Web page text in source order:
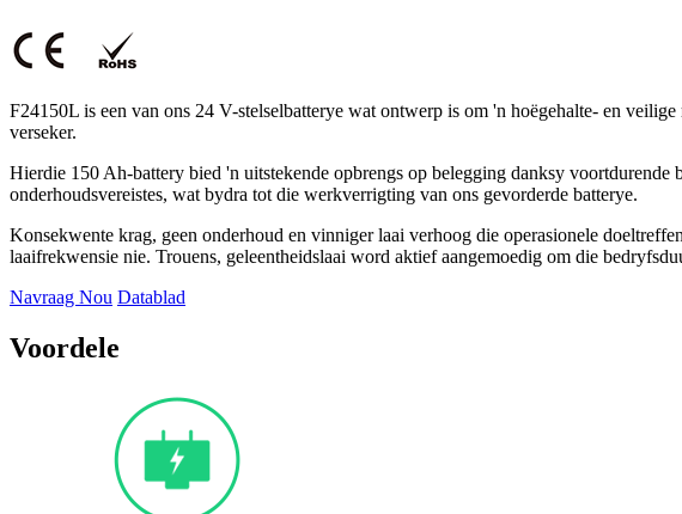
F24150L is een van ons 24 V-stelselbatterye wat ontwerp is om 'n hoëgehalte- en
verseker.
Hierdie 150 Ah-battery bied 'n uitstekende opbrengs op belegging danksy
onderhoudsvereistes, wat bydra tot die werkverrigting van ons gevorderde batterye.
Konsekwente krag, geen onderhoud en vinniger laai verhoog die operasionele
laaifrekwensie nie. Trouens, geleentheidslaai word aktief aangemoedig om die
Navraag Nou Datablad
Voordele